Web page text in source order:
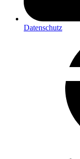
Datenschutz